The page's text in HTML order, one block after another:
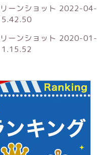
ーンショット 2022-04-
ーンショット 2020-01-